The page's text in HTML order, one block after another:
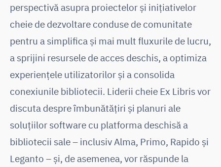
perspectivă asupra proiectelor și inițiativelor
cheie de dezvoltare conduse de comunitate
pentru a simplifica și mai mult fluxurile de lucru,
a sprijini resursele de acces deschis, a optimiza
experiențele utilizatorilor și a consolida
conexiunile bibliotecii. Liderii cheie Ex Libris vor
discuta despre îmbunătățiri și planuri ale
soluțiilor software cu platforma deschisă a
bibliotecii sale – inclusiv Alma, Primo, Rapido și
Leganto – și, de asemenea, vor răspunde la